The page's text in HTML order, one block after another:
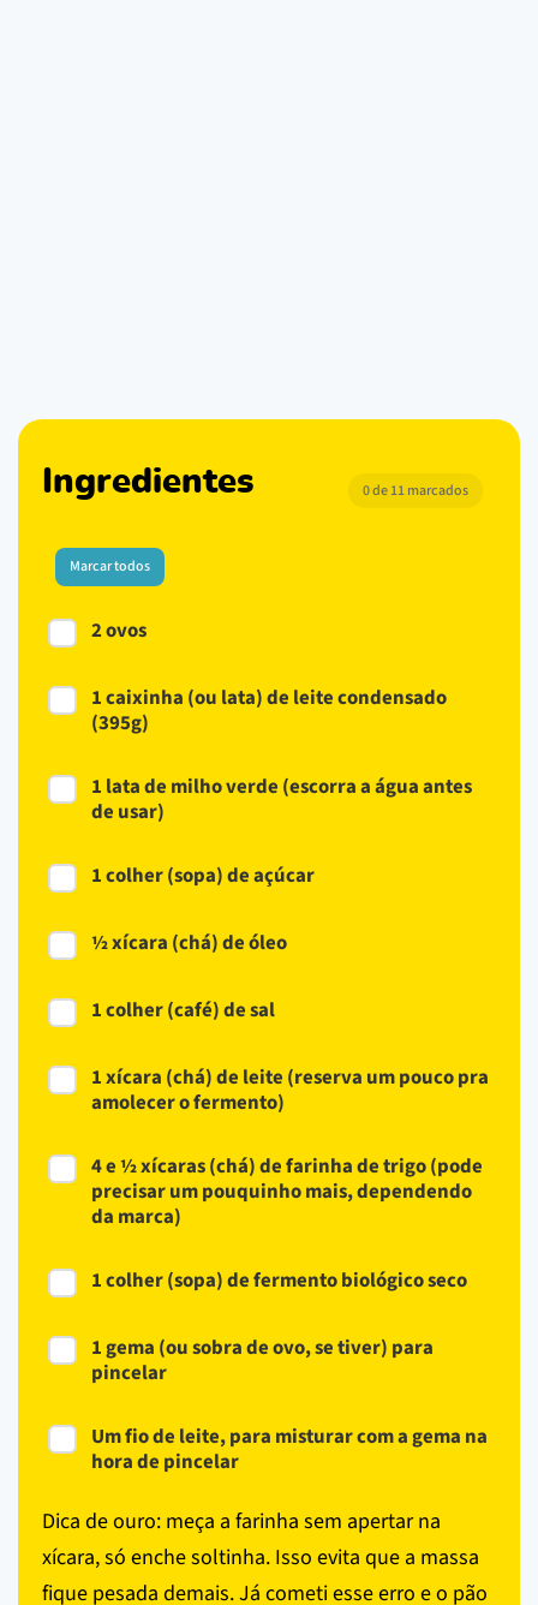
Ingredientes 0 de 11 marcados
Marcar todos
2 ovos
1 caixinha (ou lata) de leite condensado
(395g)
1 lata de milho verde (escorra a água antes
de usar)
1 colher (sopa) de açúcar
½ xícara (chá) de óleo
1 colher (café) de sal
1 xícara (chá) de leite (reserva um pouco pra
amolecer o fermento)
4 e ½ xícaras (chá) de farinha de trigo (pode
precisar um pouquinho mais, dependendo
da marca)
1 colher (sopa) de fermento biológico seco
1 gema (ou sobra de ovo, se tiver) para
pincelar
Um fio de leite, para misturar com a gema na
hora de pincelar
Dica de ouro: meça a farinha sem apertar na
xícara, só enche soltinha. Isso evita que a massa
fique pesada demais. Já cometi esse erro e o pão